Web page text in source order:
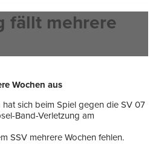
fällt mehrere
sich beim Spiel gegen die SV 07
Band-Verletzung am
SSV mehrere Wochen fehlen.